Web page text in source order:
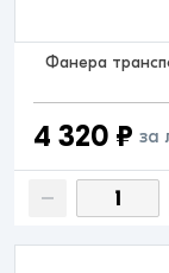
Фанера
4 320 ₽ за